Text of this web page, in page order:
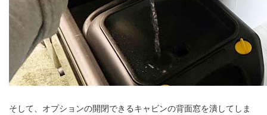
そして、オプションの開閉できるキャビンの背面窓を潰してしま